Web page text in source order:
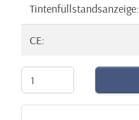
Tintenfüllstandsanzeige:
CE: